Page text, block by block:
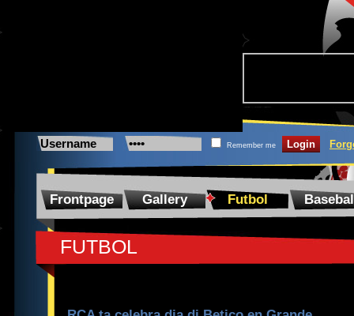
Remember me
Frontpage Gallery Futbol
FUTBOL